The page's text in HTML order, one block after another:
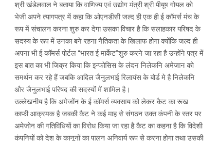
श्री खंडेलवाल ने बताया कि वाणिज्य एवं उद्योग मंत्री श्री पीयूष गोयल को
भेजी अपने त्यागपत्र में कहा कि ओएनडीसी जल्द ही एक ही ई कॉमर्स मंच के
रूप में संचालन करना शुरु कर देगा उसका विचार है कि सलाहकार परिषद के
सदस्य के रूप में उनका बने रहना नैतिकता के खिलाफ होगा क्योंकि जल्द ही
अपना भी ई कॉमर्स पोर्टल “भारत ई मार्केट”शुरु करने जा रहा है उन्होंने पत्र में
इस बात का भी जिक्र किया कि इन्फोसिस के लंदन निलेकनि अमेजान को
समर्थन कर रहे हैं जबकि आदिल जैनुलभाई रिलायंस के बोर्ड मे है निलेकनि
और जैनुलभाई परिषद की सदस्यों में शामिल है।
उल्लेखनीय है कि अमेजोंन के ई कॉमर्स व्यवसाय को लेकर कैट का रूख
काफी आक्रमक है जबकी कैट ने कई माह से संगठन उक्त कंपनी के स्तर पर
अमेजोन की गतिविधियों का विरोध किया जा रहा है कैट का कहना है कि विदेशी
कंपनियों को देश के कानूनों का पालन अनिवार्य रूप से करना होगा तथा उसकी